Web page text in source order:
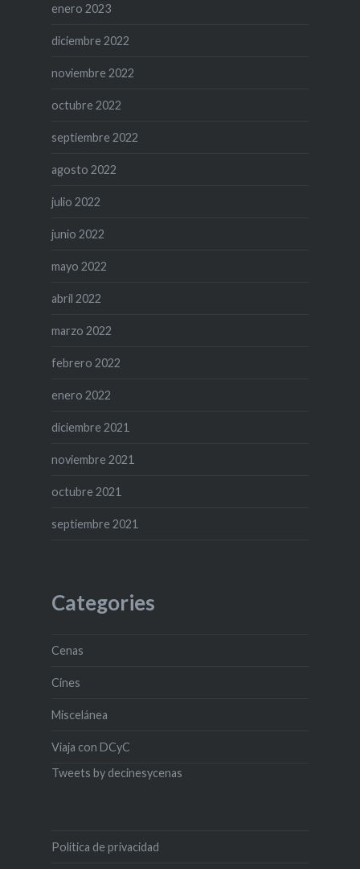
enero 2023
diciembre 2022
noviembre 2022
octubre 2022
septiembre 2022
agosto 2022
julio 2022
junio 2022
mayo 2022
abril 2022
marzo 2022
febrero 2022
enero 2022
diciembre 2021
noviembre 2021
octubre 2021
septiembre 2021
Categories
Cenas
Cines
Miscelánea
Viaja con DCyC
Tweets by decinesycenas
Política de privacidad